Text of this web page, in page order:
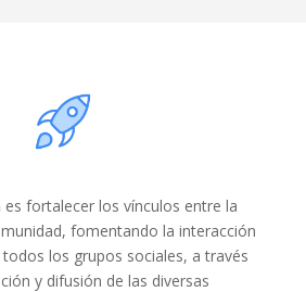
es fortalecer los vínculos entre la
fomentando la interacción
los grupos sociales, a través
y difusión de las diversas